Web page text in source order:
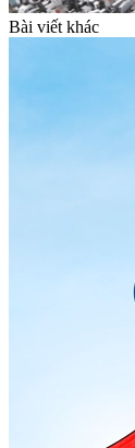
Bài viết khác